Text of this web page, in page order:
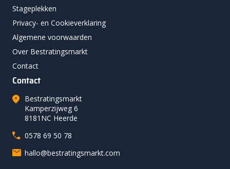
Stageplekken
Privacy- en Cookieverklaring
Algemene voorwaarden
Over Bestratingsmarkt
Contact
Contact
Bestratingsmarkt
Kamperzijweg 6
8181NC Heerde
0578 69 50 78
hallo@bestratingsmarkt.com